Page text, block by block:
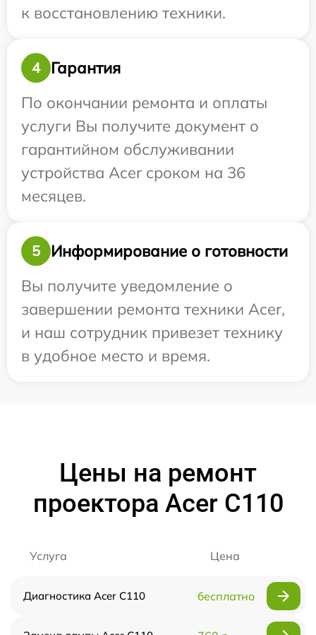
к восстановлению техники.
4
Гарантия
По окончании ремонта и оплаты
услуги Вы получите документ о
гарантийном обслуживании
устройства Acer сроком на 36
месяцев.
5
Информирование о готовности
Вы получите уведомление о
завершении ремонта техники Acer,
и наш сотрудник привезет технику
в удобное место и время.
Цены на ремонт
проектора Acer C110
Услуга Цена
Диагностика Acer C110 бесплатно